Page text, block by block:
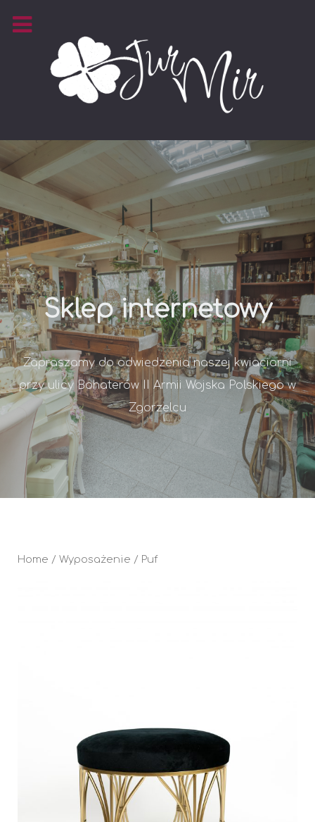
Sklep internetowy
Zapraszamy do odwiedzenia naszej kwiaciarni
przy ulicy Bohaterów II Armii Wojska Polskiego w
Zgorzelcu
Home / Wyposażenie / Puf